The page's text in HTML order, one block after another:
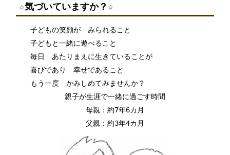
☆気づいていますか？☆
子どもの笑顔が みられること
子どもと一緒に遊べること
毎日 あたりまえに生きていることが
喜びであり 幸せであること
もう一度 かみしめてみませんか？
親子が生涯で一緒に過ごす時間
母親：約7年6カ月
父親：約3年4カ月